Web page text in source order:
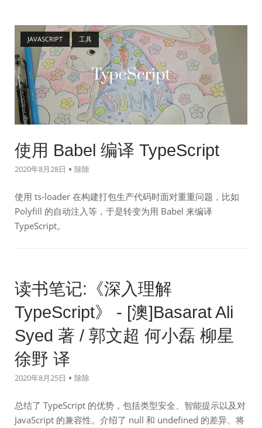
JAVASCRIPT 工具
Open post
使用 Babel 编译 TypeScript
2020年8月28日 除除
使用 ts-loader 在构建打包生产代码时面对重重问题，比如
Polyfill 的自动注入等，于是转变为用 Babel 来编译
TypeScript。
读书笔记:《深入理解
TypeScript》 - [澳]Basarat Ali
Syed 著 / 郭文超 何小磊 柳星
徐野 译
2020年8月25日 除除
总结了 TypeScript 的优势，包括类型安全、智能提示以及对
JavaScript 的兼容性。介绍了 null 和 undefined 的差异、将